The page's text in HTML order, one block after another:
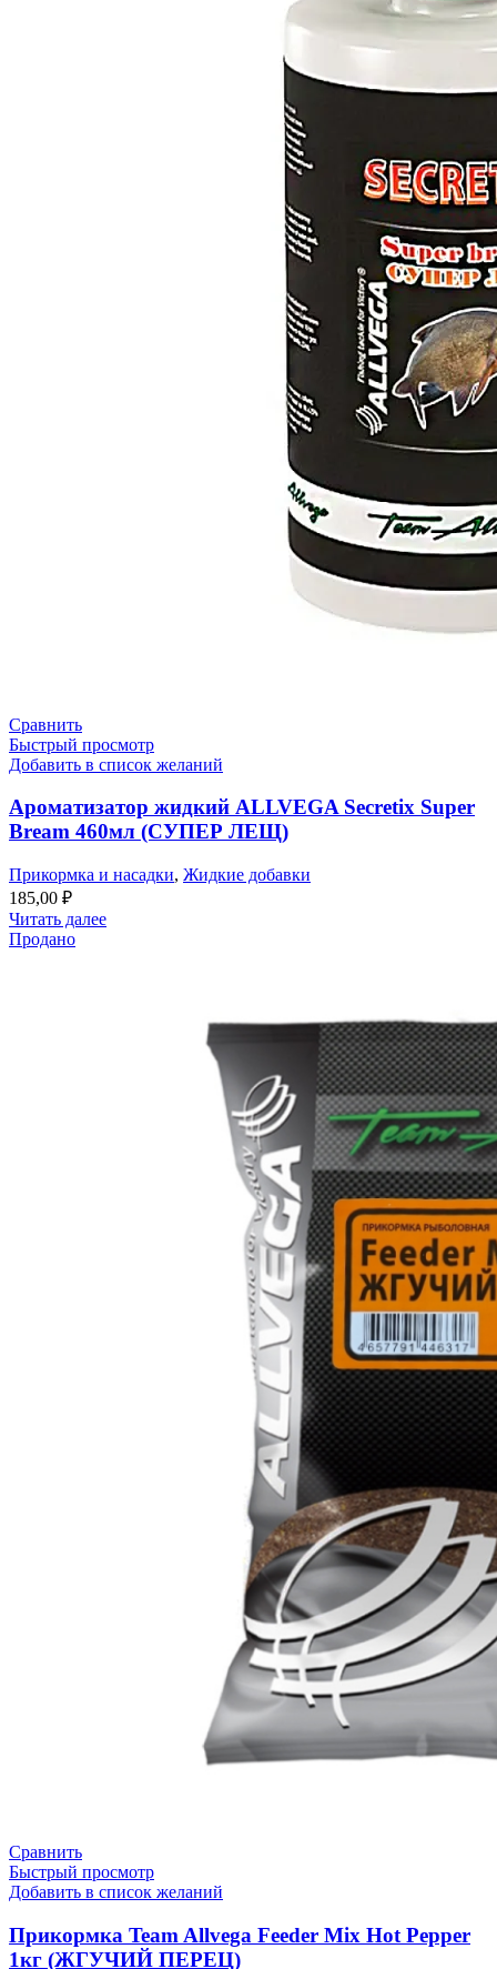
Сравнить
Быстрый просмотр
Добавить в список желаний
Ароматизатор жидкий ALLVEGA Secretix Super
Bream 460мл (СУПЕР ЛЕЩ)
Прикормка и насадки, Жидкие добавки
185,00 ₽
Читать далее
Продано
Сравнить
Быстрый просмотр
Добавить в список желаний
Прикормка Team Allvega Feeder Mix Hot Pepper
1кг (ЖГУЧИЙ ПЕРЕЦ)